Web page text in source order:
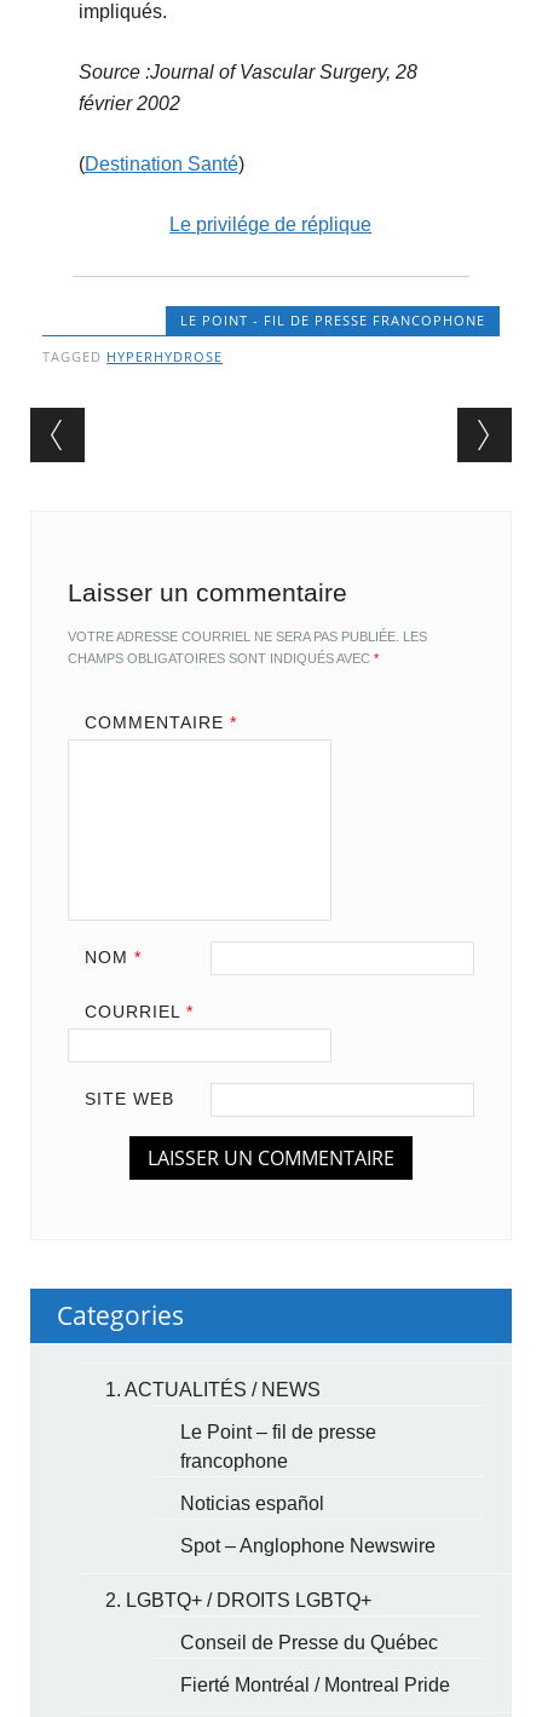
impliqués.
Source :Journal of Vascular Surgery, 28
février 2002
(Destination Santé)
Le privilége de réplique
LE POINT - FIL DE PRESSE FRANCOPHONE
TAGGED HYPERHYDROSE
Post navigation
Laisser un commentaire
VOTRE ADRESSE COURRIEL NE SERA PAS PUBLIÉE. LES
CHAMPS OBLIGATOIRES SONT INDIQUÉS AVEC*
COMMENTAIRE *
NOM *
COURRIEL *
SITE WEB
Categories
1. ACTUALITÉS / NEWS
Le Point – fil de presse
francophone
Noticias español
Spot – Anglophone Newswire
2. LGBTQ+ / DROITS LGBTQ+
Conseil de Presse du Québec
Fierté Montréal / Montreal Pride